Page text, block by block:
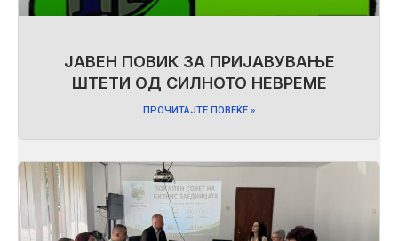
ЈАВЕН ПОВИК ЗА ПРИЈАВУВАЊЕ
ШТЕТИ ОД СИЛНОТО НЕВРЕМЕ
ПРОЧИТАЈТЕ ПОВЕЌЕ »